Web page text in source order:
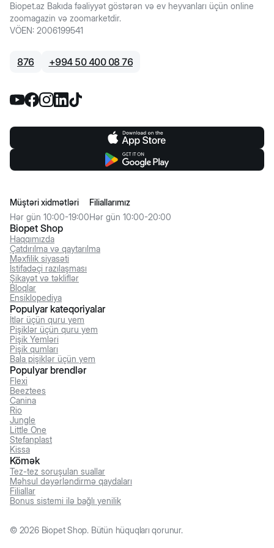
Biopet.az Bakıda fəaliyyət göstərən və ev heyvanları üçün online
zoomagazin və zoomarketdir.
VÖEN: 2006199541
876 +994 50 400 08 76
Biopet Shop
Haqqımızda
Çatdırılma və qaytarılma
Məxfilik siyasəti
İstifadəçi razılaşması
Şikayət və təkliflər
Bloqlar
Ensiklopediya
Müştəri xidmətləri
Hər gün 10:00-19:00
Filiallarımız
Hər gün 10:00-20:00
Populyar kateqoriyalar
İtlər üçün quru yem
Pişiklər üçün quru yem
Pişik Yemləri
Pişik qumları
Bala pişiklər üçün yem
Populyar brendlər
Flexi
Beeztees
Canina
Rio
Jungle
Little One
Stefanplast
Kissa
Kömək
Tez-tez soruşulan suallar
Məhsul dəyərləndirmə qaydaları
Filiallar
Bonus sistemi ilə bağlı yenilik
© 2026Biopet Shop. Bütün hüquqları qorunur.